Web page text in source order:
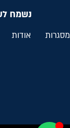
נשמח
מסגרות אודות